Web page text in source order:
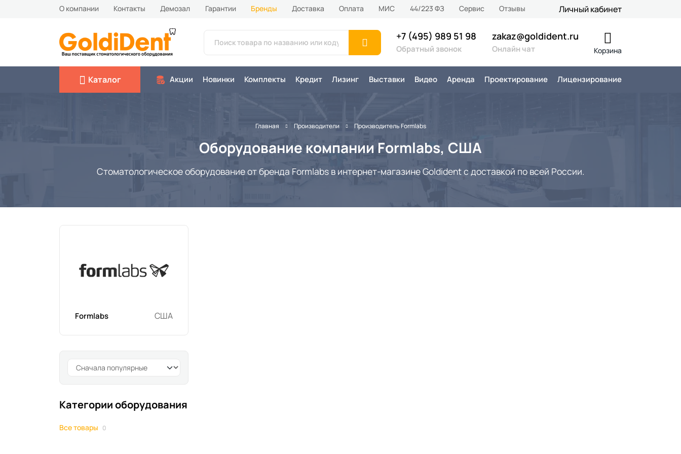
О компании Контакты Демозал Гарантии Бренды Доставка Оплата MИС 44/223 ФЗ Сервис Отзывы Личный кабинет
+7 (495) 989 51 98
Обратный звонок
zakaz@goldident.ru
Онлайн чат Корзина
Каталог Акции Новинки Комплекты Кредит Лизинг Выставки Видео Аренда Проектирование Лицензирование
Главная Производители Производитель Formlabs
Оборудование компании Formlabs, США
Стоматологическое оборудование от бренда Formlabs в интернет-магазине Goldident с доставкой по всей России.
Formlabs США
Категории оборудования
Все товары 0